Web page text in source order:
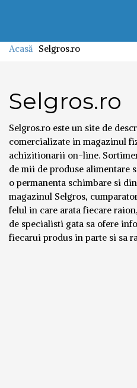
Acasă Selgros.ro
Selgros.ro
Selgros.ro este un site de
comercializate in magazinul
achizitionarii on-line.
de mii de produse
o permanenta schimbare si
magazinul Selgros,
felul in care arata fiecare
de specialisti gata sa ofere
fiecarui produs in parte si sa